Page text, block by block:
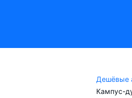
Дешёвые
Кампус-